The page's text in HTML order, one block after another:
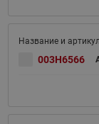
003H6566